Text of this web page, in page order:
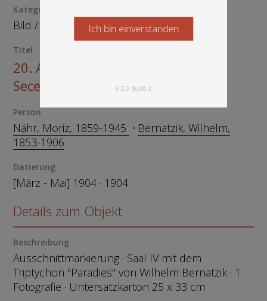
Ich bin einverstanden
Starten Sie jetzt
V 2.0 Build 3
Kategorie / Medientyp
Bild/ Fotografie
Titel
20. Ausstellung der Wiener
Secession 1904
Person
Nähr, Moriz, 1859-1945
Bernatzik, Wilhelm,
1853-1906
Datierung
[März - Mai] 1904 · 1904
Details zum Objekt
Beschreibung
Ausschnittmarkierung · Saal IV mit dem
Triptychon "Paradies" von Wilhelm Bernatzik · 1
Fotografie · Untersatzkarton 25 x 33 cm